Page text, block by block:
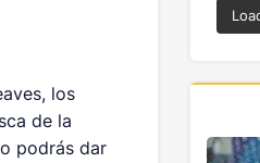
, los
de la
podrás dar